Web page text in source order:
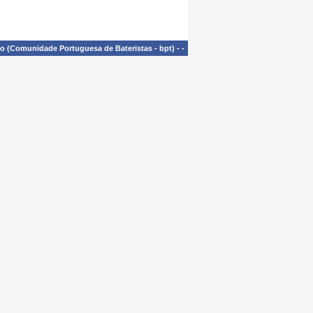
(Comunidade Portuguesa de Bateristas - bpt) - -